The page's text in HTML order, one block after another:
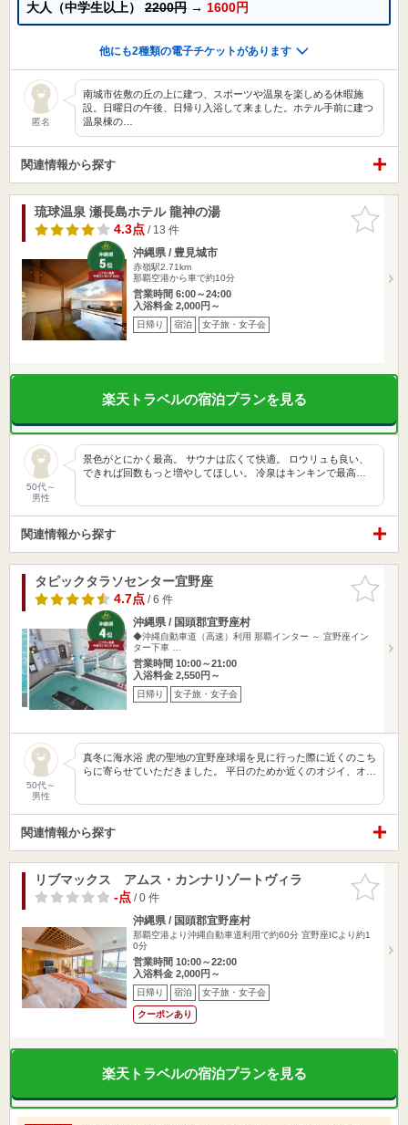
大人（中学生以上） 2200円 → 1600円
他にも2種類の電子チケットがあります
匿名
南城市佐敷の丘の上に建つ、スポーツや温泉を楽しめる休暇施
設。日曜日の午後、日帰り入浴して来ました。ホテル手前に建つ
温泉棟の…
関連情報から探す
お気に入
りに追加
琉球温泉 瀬長島ホテル 龍神の湯
4.3点/ 13 件
沖縄県 / 豊見城市
赤嶺駅2.71km
那覇空港から車で約10分
営業時間 6:00～24:00
入浴料金 2,000円～
日帰り 宿泊 女子旅・女子会
楽天トラベルの宿泊プランを見る
50代～
男性
景色がとにかく最高。 サウナは広くて快適。 ロウリュも良い、
できれば回数もっと増やしてほしい。 冷泉はキンキンで最高…
関連情報から探す
お気に入
りに追加
タピックタラソセンター宜野座
4.7点/ 6 件
沖縄県 / 国頭郡宜野座村
◆沖縄自動車道（高速）利用 那覇インター ～ 宜野座イン
ター下車 …
営業時間 10:00～21:00
入浴料金 2,550円～
日帰り 女子旅・女子会
50代～
男性
真冬に海水浴 虎の聖地の宜野座球場を見に行った際に近くのこち
らに寄らせていただきました。 平日のためか近くのオジイ、オ…
関連情報から探す
お気に入
りに追加
リブマックス アムス・カンナリゾートヴィラ
-点/ 0 件
沖縄県 / 国頭郡宜野座村
那覇空港より沖縄自動車道利用で約60分 宜野座ICより約1
0分
営業時間 10:00～22:00
入浴料金 2,000円～
日帰り 宿泊 女子旅・女子会
クーポンあり
楽天トラベルの宿泊プランを見る